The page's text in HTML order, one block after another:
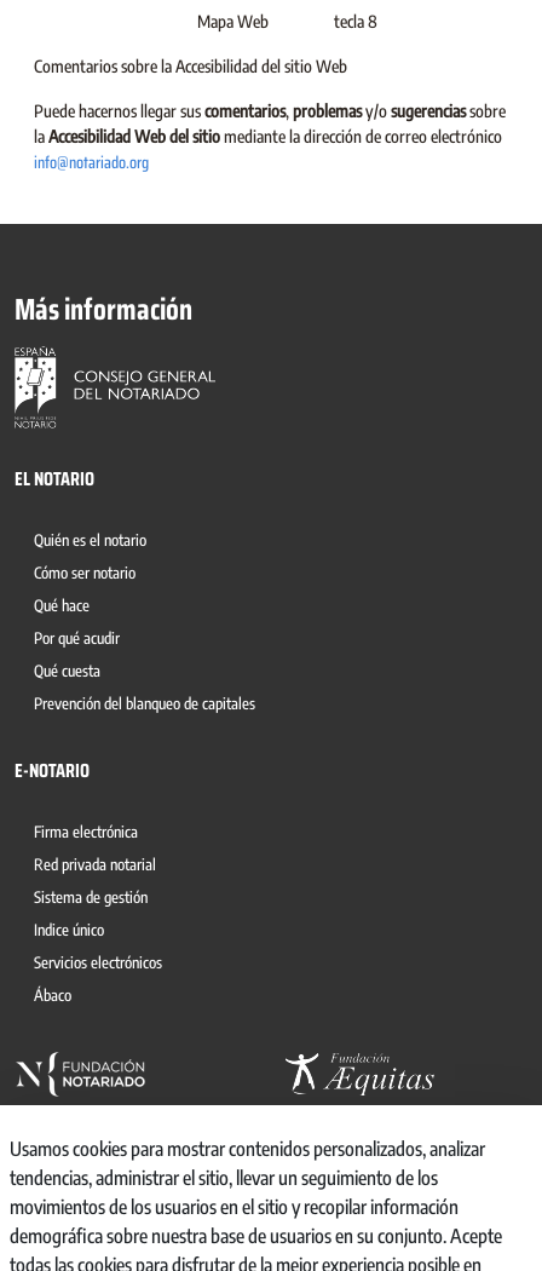
Mapa Web tecla 8
Comentarios sobre la Accesibilidad del sitio Web
Puede hacernos llegar suscomentarios,problemasy/osugerenciassobre
laAccesibilidad Web del sitiomediante la dirección de correo electrónico
info@notariado.org
Más información
EL NOTARIO
Quién es el notario
Cómo ser notario
Qué hace
Por qué acudir
Qué cuesta
Prevención del blanqueo de capitales
E-NOTARIO
Firma electrónica
Red privada notarial
Sistema de gestión
Indice único
Servicios electrónicos
Ábaco
© 2026, CONSEJO GENERAL DEL NOTARIO
CANAL INTERNO DE INFORMACIÓN
Usamos cookies para mostrar contenidos personalizados, analizar
tendencias, administrar el sitio, llevar un seguimiento de los
movimientos de los usuarios en el sitio y recopilar información
demográfica sobre nuestra base de usuarios en su conjunto. Acepte
todas las cookies para disfrutar de la mejor experiencia posible en